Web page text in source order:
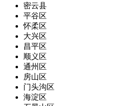
密云县
平谷区
怀柔区
大兴区
昌平区
顺义区
通州区
房山区
门头沟区
海淀区